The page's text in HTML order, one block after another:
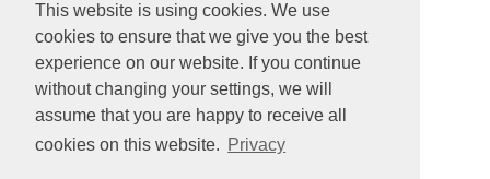
This website is using cookies. We use
cookies to ensure that we give you the best
experience on our website. If you continue
without changing your settings, we will
assume that you are happy to receive all
cookies on this website. Privacy